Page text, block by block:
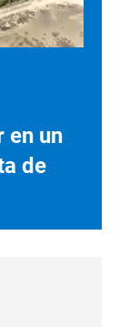
en un
de